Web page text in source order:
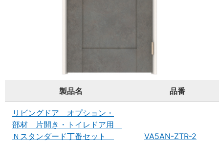
製品名 品番
リビングドア オプション・
部材 片開き・トイレドア用
Ｎスタンダード丁番セット
VA5AN-ZTR-2